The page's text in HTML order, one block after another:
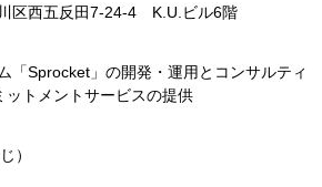
区西五反田7-24-4 K.U.ビル6階
「Sprocket」の開発・運用とコンサルティ
ットメントサービスの提供
）